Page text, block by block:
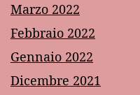
Marzo 2022
Febbraio 2022
Gennaio 2022
Dicembre 2021